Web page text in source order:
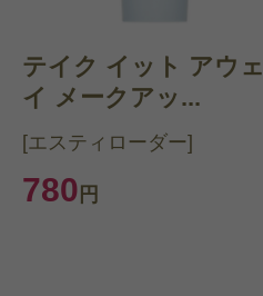
テイク イット アウェ
イ メークアッ...
[エスティローダー]
780 円